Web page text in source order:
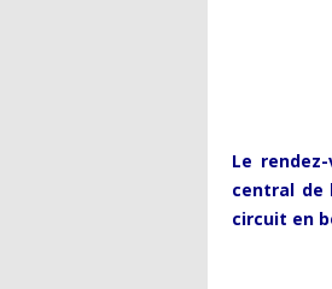
Le
central de
circuit en